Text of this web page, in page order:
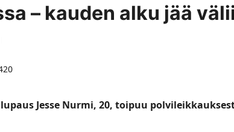
– kauden alku jää
Jesse Nurmi, 20, toipuu